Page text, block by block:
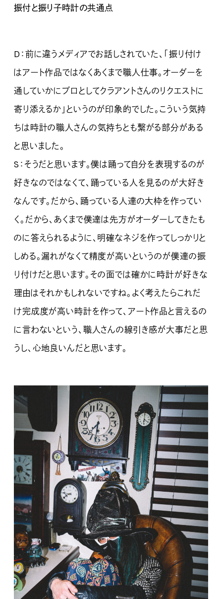
振付と振り子時計の共通点
D：前に違うメディアでお話しされていた、「振り付け
はアート作品ではなくあくまで職人仕事。オーダーを
通していかにプロとしてクラアントさんのリクエストに
寄り添えるか」というのが印象的でした。こういう気持
ちは時計の職人さんの気持ちとも繋がる部分がある
と思いました。
S：そうだと思います。僕は踊って自分を表現するのが
好きなのではなくて、踊っている人を見るのが大好き
なんです。だから、踊っている人達の大枠を作ってい
く。だから、あくまで僕達は先方がオーダーしてきたも
のに答えられるように、明確なネジを作ってしっかりと
しめる。漏れがなくて精度が高いというのが僕達の振
り付けだと思います。その面では確かに時計が好きな
理由はそれかもしれないですね。よく考えたらこれだ
け完成度が高い時計を作って、アート作品と言えるの
に言わないという、職人さんの線引き感が大事だと思
うし、心地良いんだと思います。